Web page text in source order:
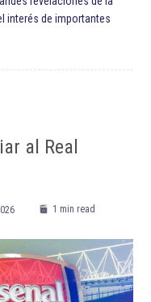
interés de importantes
al Real
1 min read